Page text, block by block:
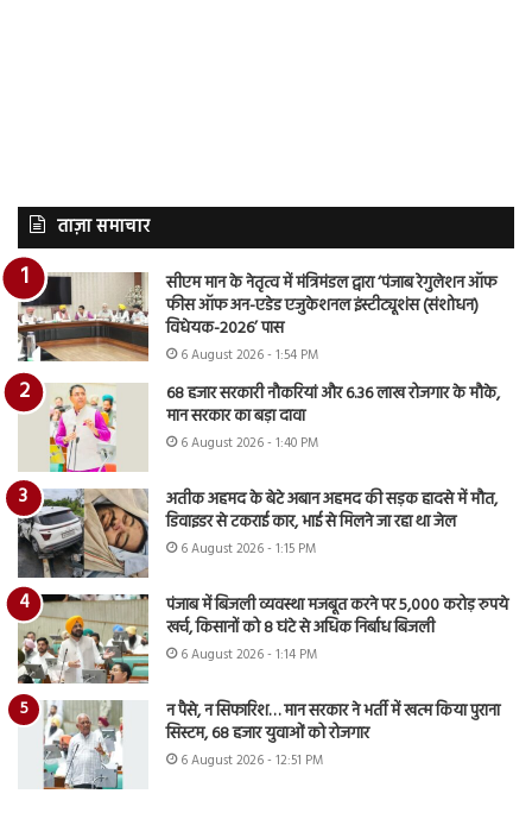
ताज़ा समाचार
सीएम मान के नेतृत्व में मंत्रिमंडल द्वारा ‘पंजाब रेगुलेशन ऑफ
फीस ऑफ अन-एडेड एजुकेशनल इंस्टीट्यूशंस (संशोधन)
विधेयक-2026’ पास
6 August 2026 - 1:54 PM
68 हजार सरकारी नौकरियां और 6.36 लाख रोजगार के मौके,
मान सरकार का बड़ा दावा
6 August 2026 - 1:40 PM
अतीक अहमद के बेटे अबान अहमद की सड़क हादसे में मौत,
डिवाइडर से टकराई कार, भाई से मिलने जा रहा था जेल
6 August 2026 - 1:15 PM
पंजाब में बिजली व्यवस्था मजबूत करने पर 5,000 करोड़ रुपये
खर्च, किसानों को 8 घंटे से अधिक निर्बाध बिजली
6 August 2026 - 1:14 PM
न पैसे, न सिफारिश… मान सरकार ने भर्ती में खत्म किया पुराना
सिस्टम, 68 हजार युवाओं को रोजगार
6 August 2026 - 12:51 PM